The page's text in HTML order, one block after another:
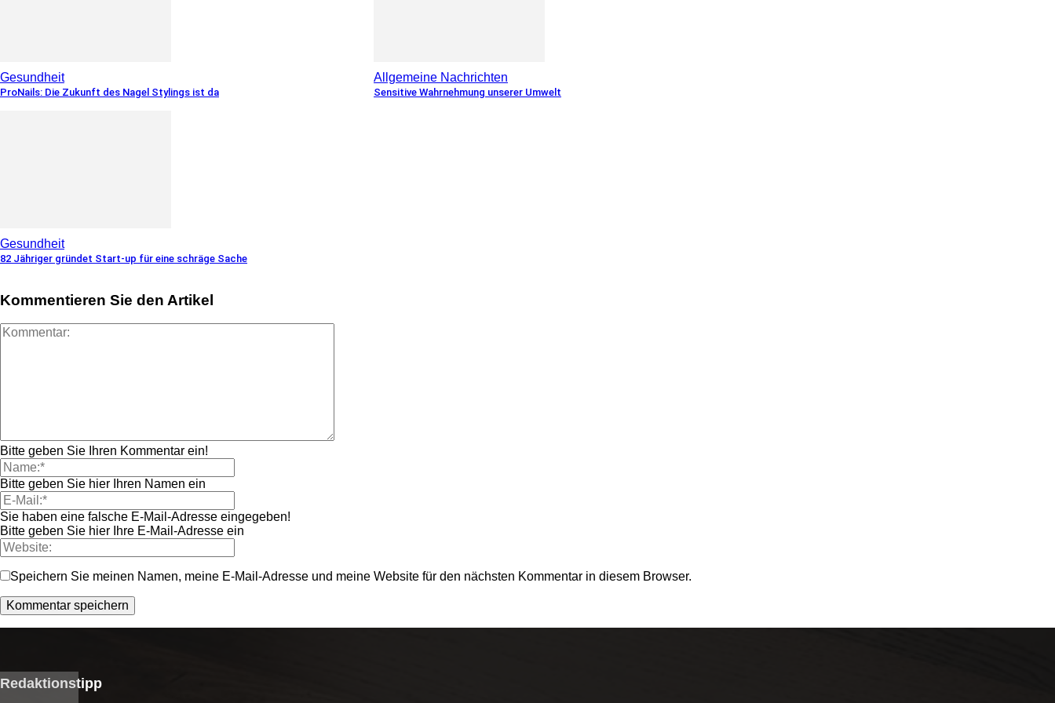
Gesundheit
ProNails: Die Zukunft des Nagel Stylings ist da
Allgemeine Nachrichten
Sensitive Wahrnehmung unserer Umwelt
Gesundheit
82 Jähriger gründet Start-up für eine schräge Sache
Kommentieren Sie den Artikel
Bitte geben Sie Ihren Kommentar ein!
Bitte geben Sie hier Ihren Namen ein
Sie haben eine falsche E-Mail-Adresse eingegeben!
Bitte geben Sie hier Ihre E-Mail-Adresse ein
Speichern Sie meinen Namen, meine E-Mail-Adresse und meine Website für den nächsten Kommentar in diesem Browser.
Redaktionstipp